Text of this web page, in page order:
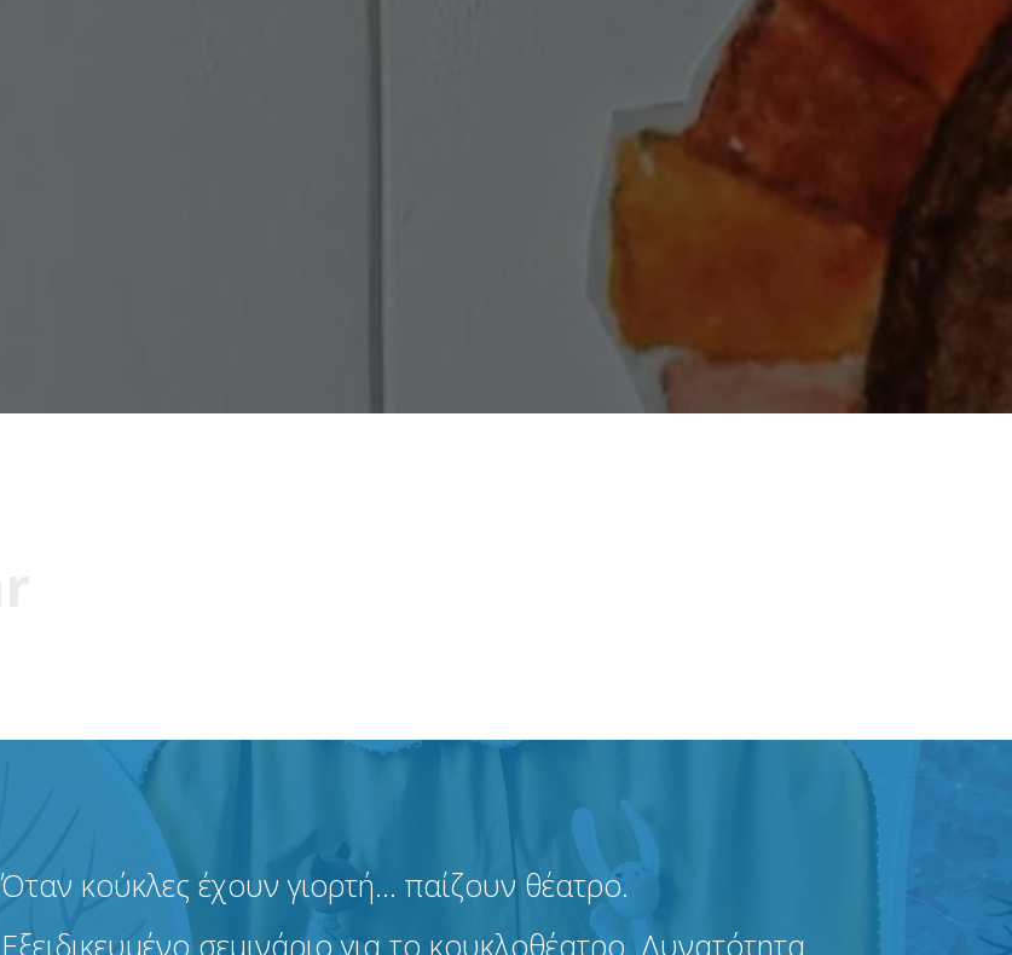
Όταν κούκλες έχουν γιορτή… παίζουν θέατρο.
Εξειδικευμένο σεμινάριο για το κουκλοθέατρο. Δυνατότητα